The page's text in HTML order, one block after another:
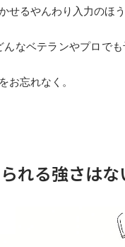
せるやんわり入力のほ
なベテランやプロで
お忘れなく。
れる強さはな